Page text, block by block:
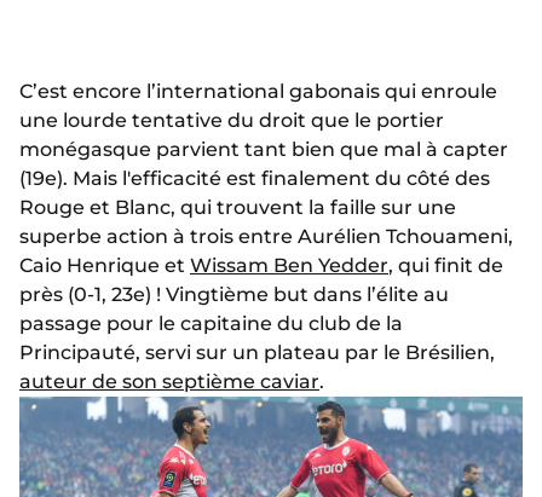
C’est encore l’international gabonais qui enroule
une lourde tentative du droit que le portier
monégasque parvient tant bien que mal à capter
(19e). Mais l'efficacité est finalement du côté des
Rouge et Blanc, qui trouvent la faille sur une
superbe action à trois entre Aurélien Tchouameni,
Caio Henrique et Wissam Ben Yedder, qui finit de
près (0-1, 23e) ! Vingtième but dans l’élite au
passage pour le capitaine du club de la
Principauté, servi sur un plateau par le Brésilien,
auteur de son septième caviar.